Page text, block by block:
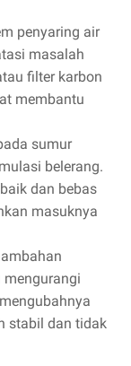
penyaring air
masalah
filter karbon
membantu
sumur
belerang.
dan bebas
masuknya
stabil dan tidak